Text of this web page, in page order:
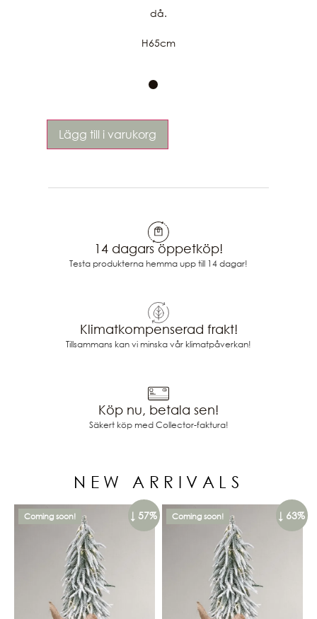
då.
H65cm
Lägg till i varukorg
14 dagars öppetköp!
Testa produkterna hemma upp till 14 dagar!
Klimatkompenserad frakt!
Tillsammans kan vi minska vår klimatpåverkan!
Köp nu, betala sen!
Säkert köp med Collector-faktura!
NEW ARRIVALS
Coming soon! ↓ 57% Coming soon! ↓ 63%